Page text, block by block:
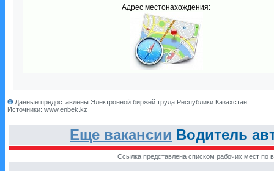
Адрес местонахождения:
Данные предоставлены Электронной биржей труда Республики Казахстан
Источники: www.enbek.kz
Еще вакансии Водитель
Ссылка представлена списком рабочих мест по